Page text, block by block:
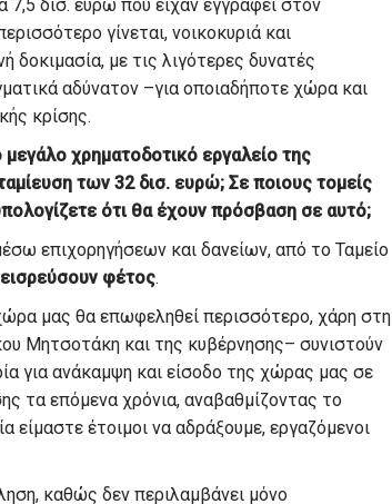
δισ. ευρώ που είχαν εγγραφεί στον
γίνεται, νοικοκυριά και
δοκιμασία, με τις λιγότερες δυνατές
αδύνατον –για οποιαδήποτε χώρα και
κρίσης.
χρηματοδοτικό εργαλείο της
των 32 δισ. ευρώ; Σε ποιους τομείς
ότι θα έχουν πρόσβαση σε αυτό;
επιχορηγήσεων και δανείων, από το Ταμείο
φέτος.
μας θα επωφεληθεί περισσότερο, χάρη στη
Μητσοτάκη και της κυβέρνησης– συνιστούν
για ανάκαμψη και είσοδο της χώρας μας σε
τα επόμενα χρόνια, αναβαθμίζοντας το
έτοιμοι να αδράξουμε, εργαζόμενοι
καθώς δεν περιλαμβάνει μόνο